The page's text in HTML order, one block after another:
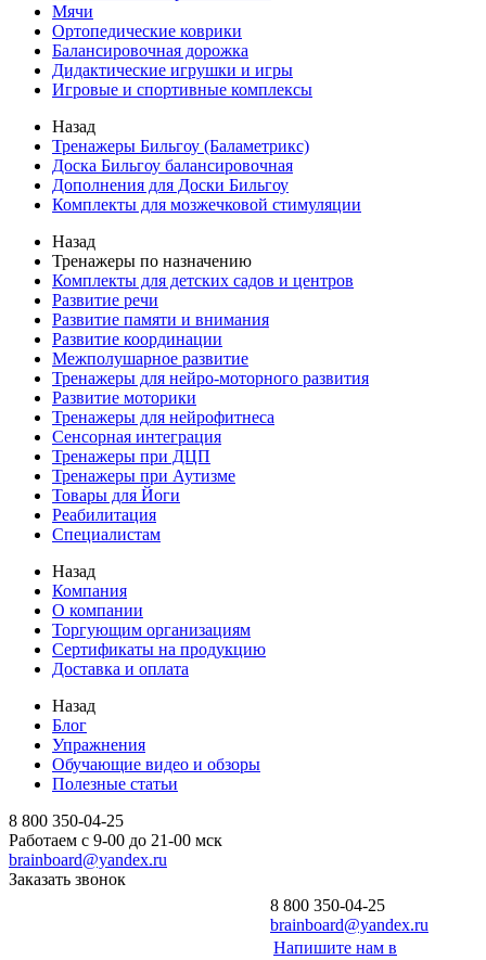
Мячи
Ортопедические коврики
Балансировочная дорожка
Дидактические игрушки и игры
Игровые и спортивные комплексы
Назад
Тренажеры Бильгоу (Баламетрикс)
Доска Бильгоу балансировочная
Дополнения для Доски Бильгоу
Комплекты для мозжечковой стимуляции
Назад
Тренажеры по назначению
Комплекты для детских садов и центров
Развитие речи
Развитие памяти и внимания
Развитие координации
Межполушарное развитие
Тренажеры для нейро-моторного развития
Развитие моторики
Тренажеры для нейрофитнеса
Сенсорная интеграция
Тренажеры при ДЦП
Тренажеры при Аутизме
Товары для Йоги
Реабилитация
Специалистам
Назад
Компания
О компании
Торгующим организациям
Сертификаты на продукцию
Доставка и оплата
Назад
Блог
Упражнения
Обучающие видео и обзоры
Полезные статьи
8 800 350-04-25
Работаем с 9-00 до 21-00 мск
brainboard@yandex.ru
Заказать звонок
8 800 350-04-25
brainboard@yandex.ru
Напишите нам в